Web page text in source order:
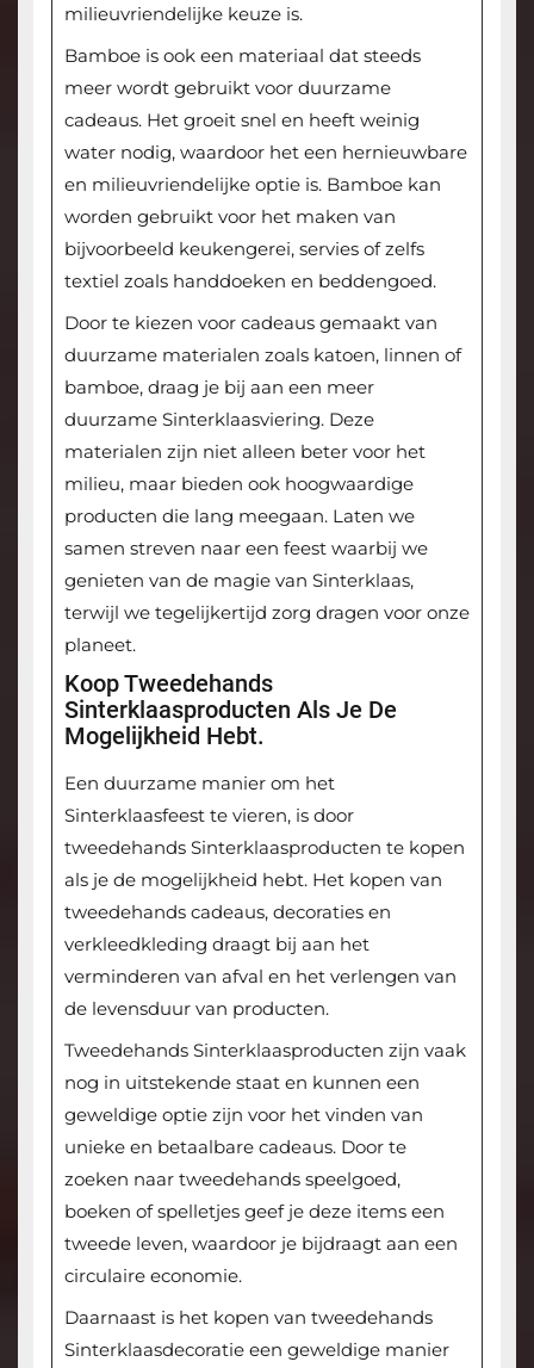
milieuvriendelijke keuze is.
Bamboe is ook een materiaal dat steeds
meer wordt gebruikt voor duurzame
cadeaus. Het groeit snel en heeft weinig
water nodig, waardoor het een hernieuwbare
en milieuvriendelijke optie is. Bamboe kan
worden gebruikt voor het maken van
bijvoorbeeld keukengerei, servies of zelfs
textiel zoals handdoeken en beddengoed.
Door te kiezen voor cadeaus gemaakt van
duurzame materialen zoals katoen, linnen of
bamboe, draag je bij aan een meer
duurzame Sinterklaasviering. Deze
materialen zijn niet alleen beter voor het
milieu, maar bieden ook hoogwaardige
producten die lang meegaan. Laten we
samen streven naar een feest waarbij we
genieten van de magie van Sinterklaas,
terwijl we tegelijkertijd zorg dragen voor onze
planeet.
Koop Tweedehands
Sinterklaasproducten Als Je De
Mogelijkheid Hebt.
Een duurzame manier om het
Sinterklaasfeest te vieren, is door
tweedehands Sinterklaasproducten te kopen
als je de mogelijkheid hebt. Het kopen van
tweedehands cadeaus, decoraties en
verkleedkleding draagt bij aan het
verminderen van afval en het verlengen van
de levensduur van producten.
Tweedehands Sinterklaasproducten zijn vaak
nog in uitstekende staat en kunnen een
geweldige optie zijn voor het vinden van
unieke en betaalbare cadeaus. Door te
zoeken naar tweedehands speelgoed,
boeken of spelletjes geef je deze items een
tweede leven, waardoor je bijdraagt aan een
circulaire economie.
Daarnaast is het kopen van tweedehands
Sinterklaasdecoratie een geweldige manier